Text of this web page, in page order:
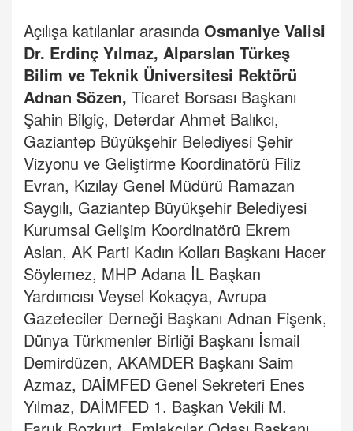
Açılışa katılanlar arasında Osmaniye Valisi
Dr. Erdinç Yılmaz, Alparslan Türkeş
Bilim ve Teknik Üniversitesi Rektörü
Adnan Sözen, Ticaret Borsası Başkanı
Şahin Bilgiç, Deterdar Ahmet Balıkcı,
Gaziantep Büyükşehir Belediyesi Şehir
Vizyonu ve Geliştirme Koordinatörü Filiz
Evran, Kızılay Genel Müdürü Ramazan
Saygılı, Gaziantep Büyükşehir Belediyesi
Kurumsal Gelişim Koordinatörü Ekrem
Aslan, AK Parti Kadın Kolları Başkanı Hacer
Söylemez, MHP Adana İL Başkan
Yardımcısı Veysel Kokaçya, Avrupa
Gazeteciler Derneği Başkanı Adnan Fişenk,
Dünya Türkmenler Birliği Başkanı İsmail
Demirdüzen, AKAMDER Başkanı Saim
Azmaz, DAİMFED Genel Sekreteri Enes
Yılmaz, DAİMFED 1. Başkan Vekili M.